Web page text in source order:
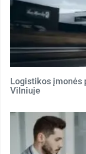
Logistikos įmonės
Vilniuje